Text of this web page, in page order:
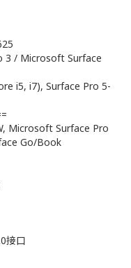
3 / Microsoft Surface
i5, i7), Surface Pro 5-
Microsoft Surface Pro
Go/Book
接口